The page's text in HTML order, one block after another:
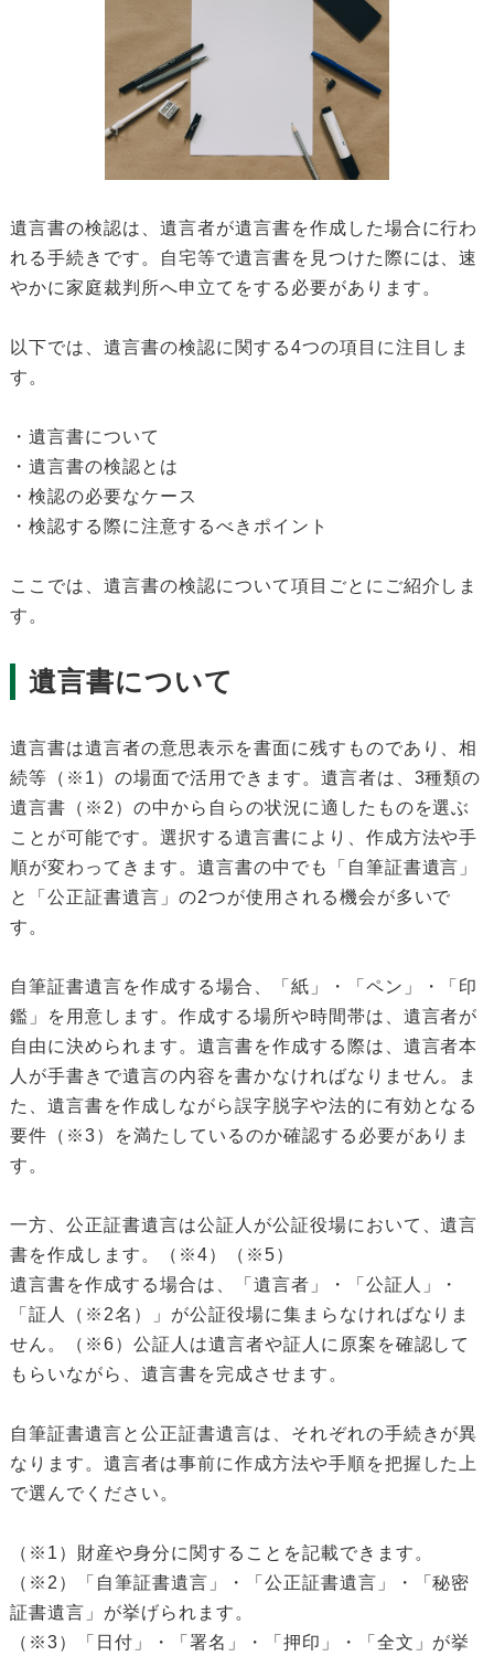
遺言書の検認は、遺言者が遺言書を作成した場合に行わ
れる手続きです。自宅等で遺言書を見つけた際には、速
やかに家庭裁判所へ申立てをする必要があります。
以下では、遺言書の検認に関する4つの項目に注目しま
す。
・遺言書について
・遺言書の検認とは
・検認の必要なケース
・検認する際に注意するべきポイント
ここでは、遺言書の検認について項目ごとにご紹介しま
す。
遺言書について
遺言書は遺言者の意思表示を書面に残すものであり、相
続等（※1）の場面で活用できます。遺言者は、3種類の
遺言書（※2）の中から自らの状況に適したものを選ぶ
ことが可能です。選択する遺言書により、作成方法や手
順が変わってきます。遺言書の中でも「自筆証書遺言」
と「公正証書遺言」の2つが使用される機会が多いで
す。
自筆証書遺言を作成する場合、「紙」・「ペン」・「印
鑑」を用意します。作成する場所や時間帯は、遺言者が
自由に決められます。遺言書を作成する際は、遺言者本
人が手書きで遺言の内容を書かなければなりません。ま
た、遺言書を作成しながら誤字脱字や法的に有効となる
要件（※3）を満たしているのか確認する必要がありま
す。
一方、公正証書遺言は公証人が公証役場において、遺言
書を作成します。（※4）（※5）
遺言書を作成する場合は、「遺言者」・「公証人」・
「証人（※2名）」が公証役場に集まらなければなりま
せん。（※6）公証人は遺言者や証人に原案を確認して
もらいながら、遺言書を完成させます。
自筆証書遺言と公正証書遺言は、それぞれの手続きが異
なります。遺言者は事前に作成方法や手順を把握した上
で選んでください。
（※1）財産や身分に関することを記載できます。
（※2）「自筆証書遺言」・「公正証書遺言」・「秘密
証書遺言」が挙げられます。
（※3）「日付」・「署名」・「押印」・「全文」が挙